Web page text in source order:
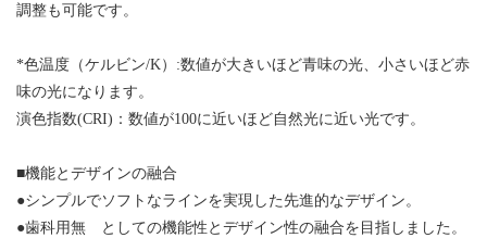
調整も可能です。
*色温度（ケルビン/K）:数値が大きいほど青味の光、小さいほど赤
味の光になります。
演色指数(CRI)：数値が100に近いほど自然光に近い光です。
■機能とデザインの融合
●シンプルでソフトなラインを実現した先進的なデザイン。
●歯科用無 としての機能性とデザイン性の融合を目指しました。